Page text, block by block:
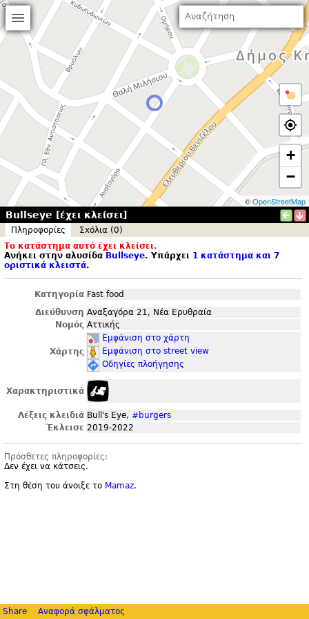
+
−
©OpenStreetMap
Bullseye [έχει κλείσει]
Πληροφορίες
Σxόλια (0)
Το κατάστημα αυτό έχει κλείσει.
Ανήκει στην αλυσίδα Bullseye. Υπάρχει 1 κατάστημα και 7
οριστικά κλειστά.
Κατηγορία Fast food
Διεύθυνση Αναξαγόρα 21, Νέα Ερυθραία
Νομός Αττικής
Χάρτης
Εμφάνιση στο χάρτη
Εμφάνιση στο street view
Οδηγίες πλοήγησης
Χαρακτηριστικά
Λέξεις κλειδιά Bull's Eye, #burgers
Έκλεισε 2019-2022
Πρόσθετες πληροφορίες:
Δεν έχει να κάτσεις.
Στη θέση του άνοιξε το Mamaz.
Share Αναφορά σφάλματος